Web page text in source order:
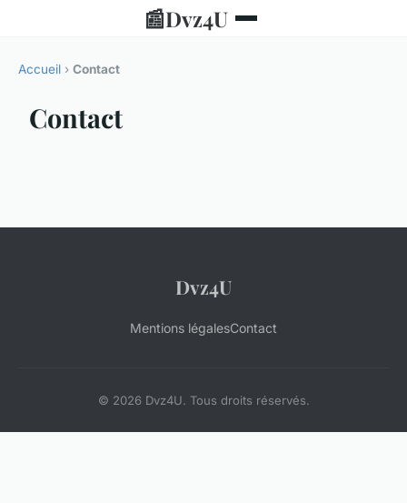
📰Dvz4U
Accueil › Contact
Contact
Dvz4U
Mentions légalesContact
© 2026 Dvz4U. Tous droits réservés.